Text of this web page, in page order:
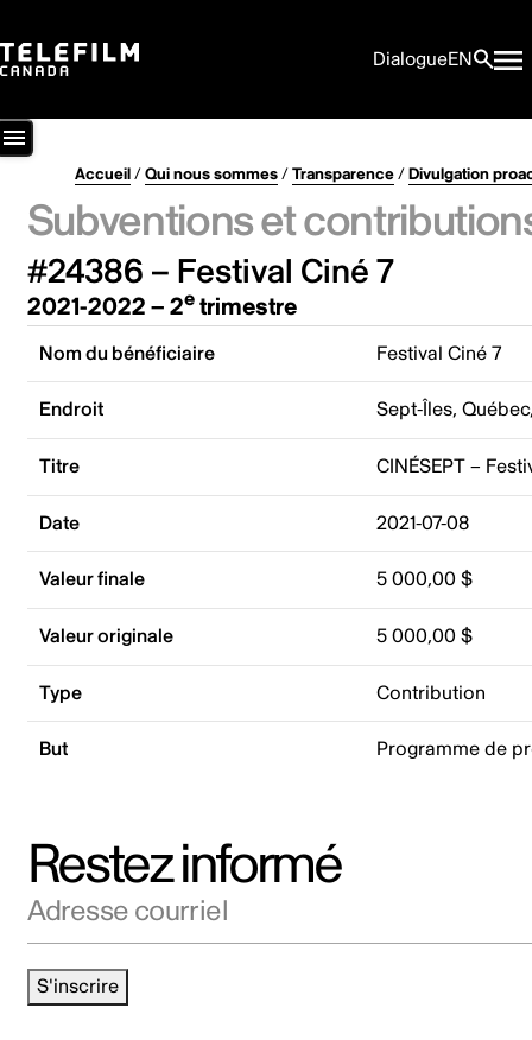
DialogueEN
Accueil/Qui nous sommes/Transparence/Divulgation
Subventions et
#24386 – Festival Ciné 7
2021-2022 – 2etrimestre
Nom du bénéficiaire Festival Ciné 7
Endroit Sept-Îles,
Titre CINÉSEPT –
Date 2021-07-08
Valeur finale 5 000,00 $
Valeur originale 5 000,00 $
Type Contribution
But Programme de
Restez informé
S'inscrire